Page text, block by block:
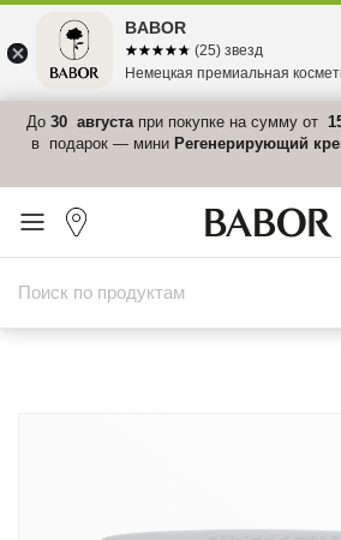
До 30 августапри покупке на сумму от
в подарок — мини Регенерирующий
BABOR
☆☆☆☆☆
★★★★★ (25) звезд
Немецкая премиальная